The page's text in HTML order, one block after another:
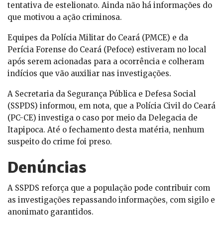
tentativa de estelionato. Ainda não há informações do
que motivou a ação criminosa.
Equipes da Polícia Militar do Ceará (PMCE) e da
Perícia Forense do Ceará (Pefoce) estiveram no local
após serem acionadas para a ocorrência e colheram
indícios que vão auxiliar nas investigações.
A Secretaria da Segurança Pública e Defesa Social
(SSPDS) informou, em nota, que a Polícia Civil do Ceará
(PC-CE) investiga o caso por meio da Delegacia de
Itapipoca. Até o fechamento desta matéria, nenhum
suspeito do crime foi preso.
Denúncias
A SSPDS reforça que a população pode contribuir com
as investigações repassando informações, com sigilo e
anonimato garantidos.